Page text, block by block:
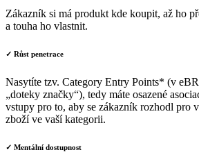
Zákazník si má produkt kde koupit, až ho
a touha ho vlastnit.
✓ Růst penetrace
Nasytíte tzv. Category Entry Points* (v
„doteky značky“), tedy máte osazené
vstupy pro to, aby se zákazník rozhodl pro
zboží ve vaší kategorii.
✓ Mentální dostupnost